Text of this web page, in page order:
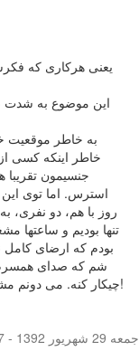
یعنی هرکاری که
این موضوع به شدت
به خاطر موقعیت
خاطر اینکه کسی
جنسیمون تقریبا
استرس. اما توی
روز با هم، دو نفری،
تنها بودیم و ساعتها
بودم که ارضای
شم که صدای همسرم
چیکار کنه. می دونم مشکل دارم اما نمی دونم مشکل از کجاست!
جمعه 29 شهریور 1392 - 21:37